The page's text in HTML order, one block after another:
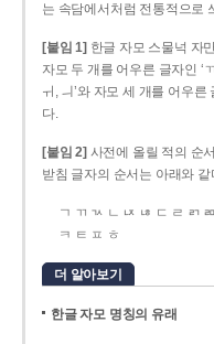
는 속담에서처럼 전통적으로
[붙임 1] 한글 자모 스물넉 자
자모 두 개를 어우른 글자인 ‘
ㅟ, ㅢ’와 자모 세 개를 어우른
다.
[붙임 2] 사전에 올릴 적의 순
받침 글자의 순서는 아래와 같
ㄱ ㄲ ㄳ ㄴ ㄵ ㄶ ㄷ ㄹ ㄺ
ㅋ ㅌ ㅍ ㅎ
더 알아보기
한글 자모 명칭의 유래